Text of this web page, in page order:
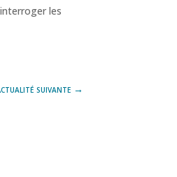
les
suivante→